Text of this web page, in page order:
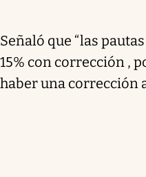
Señaló que “las
15% con corrección ,
haber una corrección